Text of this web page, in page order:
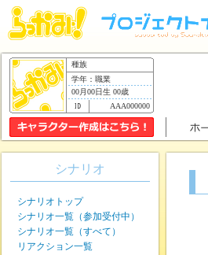
種族
学年：職業
00月00日生 00歳
AAA000000
シナリオ
シナリオトップ
シナリオ一覧（参加受付中）
シナリオ一覧（すべて）
リアクション一覧